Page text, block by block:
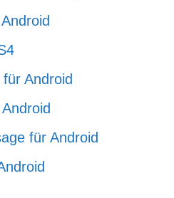
Android
für Android